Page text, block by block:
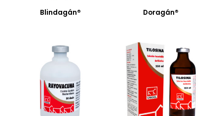
Blindagán® Doragán®